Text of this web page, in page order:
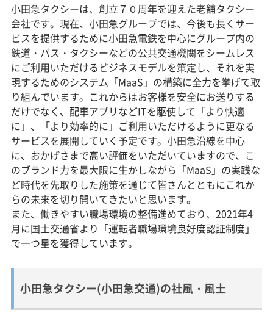
小田急タクシーは、創立７０周年を迎えた老舗タクシー
会社です。現在、小田急グループでは、今後も長くサー
ビスを提供するために小田急電鉄を中心にグループ内の
鉄道・バス・タクシーなどの公共交通機関をシームレス
にご利用いただけるビジネスモデルを策定し、それを実
現するためのシステム「MaaS」の構築に全力を挙げて取
り組んでいます。これからはお客様を安全にお送りする
だけでなく、配車アプリなどITを駆使して「より快適
に」、「より効率的に」ご利用いただけるように更なる
サービスを展開していく予定です。小田急沿線を中心
に、おかげさまで高い評価をいただいていますので、こ
のブランド力を最大限に生かしながら「MaaS」の実践な
ど時代を先取りした施策を通じて皆さんとともにこれか
らの未来を切り開いてきたいと思います。
また、働きやすい職場環境の整備進めており、2021年4
月に国土交通省より「運転者職場環境良好度認証制度」
で一つ星を獲得しています。
小田急タクシー(小田急交通)の社風・風土